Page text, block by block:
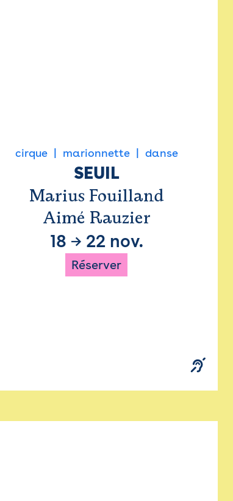
cirque marionnette danse
SEUIL
Marius Fouilland
Aimé Rauzier
18 → 22 nov.
Réserver